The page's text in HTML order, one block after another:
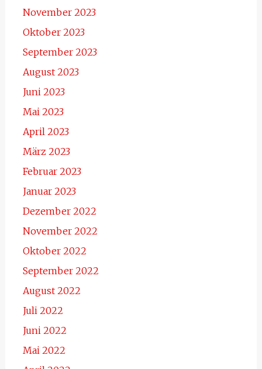
November 2023
Oktober 2023
September 2023
August 2023
Juni 2023
Mai 2023
April 2023
März 2023
Februar 2023
Januar 2023
Dezember 2022
November 2022
Oktober 2022
September 2022
August 2022
Juli 2022
Juni 2022
Mai 2022